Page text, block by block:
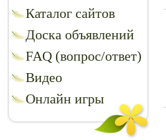
Каталог сайтов
Доска объявлений
FAQ (вопрос/ответ)
Видео
Онлайн игры